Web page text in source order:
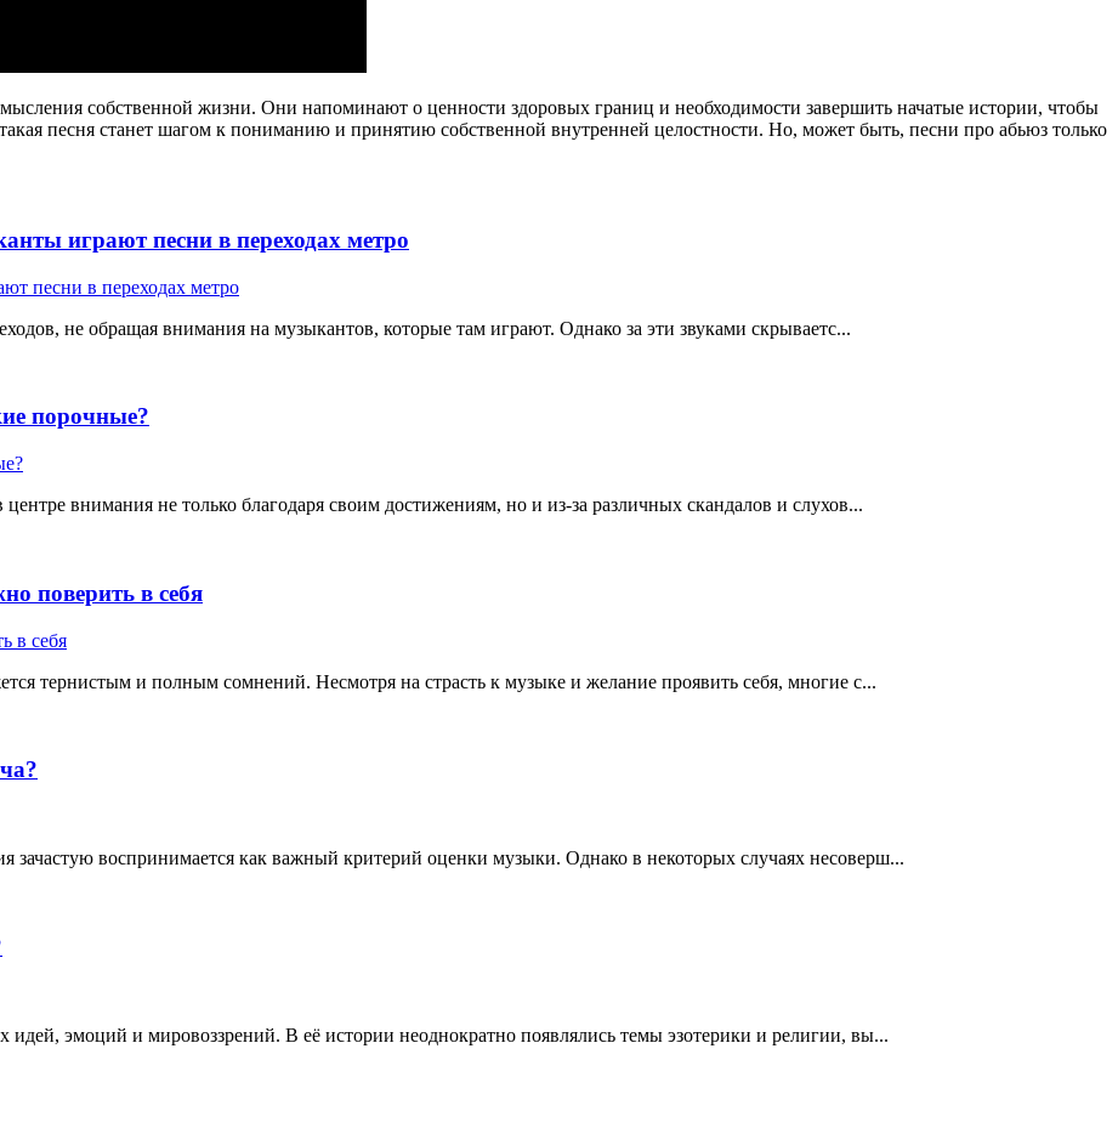
собственной жизни. Они напоминают о ценности здоровых границ и необходимости завершить начатые истории, чтобы
песня станет шагом к пониманию и принятию собственной внутренней целостности. Но, может быть, песни про абьюз только
играют песни в переходах метро
не обращая внимания на музыкантов, которые там играют. Однако за эти звуками скрываетс...
порочные?
внимания не только благодаря своим достижениям, но и из-за различных скандалов и слухов...
поверить в себя
тернистым и полным сомнений. Несмотря на страсть к музыке и желание проявить себя, многие с...
зачастую воспринимается как важный критерий оценки музыки. Однако в некоторых случаях несоверш...
эмоций и мировоззрений. В её истории неоднократно появлялись темы эзотерики и религии, вы...